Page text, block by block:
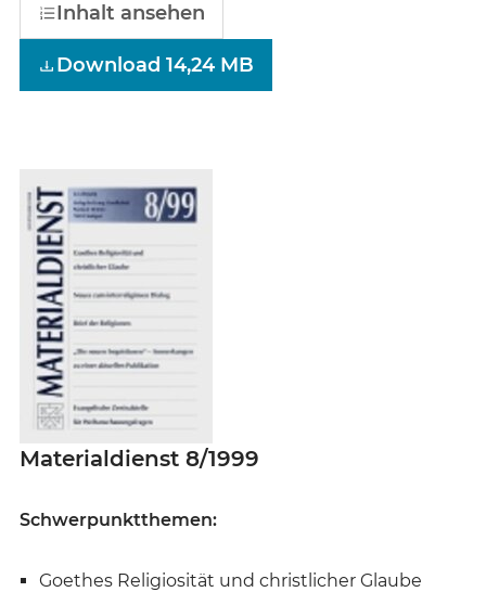
Inhalt ansehen
Download 14,24 MB
Materialdienst 8/1999
Schwerpunktthemen:
Goethes Religiosität und christlicher Glaube